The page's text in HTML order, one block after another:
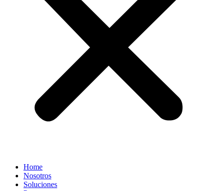
Home
Nosotros
Soluciones